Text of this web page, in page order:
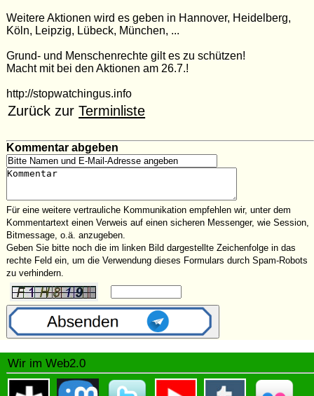
Weitere Aktionen wird es geben in Hannover, Heidelberg,
Köln, Leipzig, Lübeck, München, ...
Grund- und Menschenrechte gilt es zu schützen!
Macht mit bei den Aktionen am 26.7.!
http://stopwatchingus.info
Zurück zurTerminliste
Kommentar abgeben
Für eine weitere vertrauliche Kommunikation empfehlen wir, unter dem
Kommentartext einen Verweis auf einen sicheren Messenger, wie Session,
Bitmessage, o.ä. anzugeben.
Geben Sie bitte noch die im linken Bild dargestellte Zeichenfolge in das
rechte Feld ein, um die Verwendung dieses Formulars durch Spam-Robots
zu verhindern.
Wir im Web2.0